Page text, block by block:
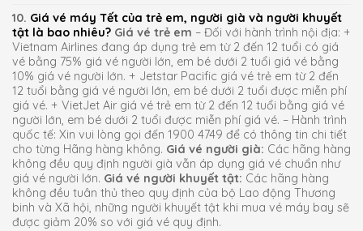
10. Giá vé máy Tết của trẻ em, người già và người khuyết
tật là bao nhiêu? Giá vé trẻ em – Đối với hành trình nội địa: +
Vietnam Airlines đang áp dụng trẻ em từ 2 đến 12 tuổi có giá
vé bằng 75% giá vé người lớn, em bé dưới 2 tuổi giá vé bằng
10% giá vé người lớn. + Jetstar Pacific giá vé trẻ em từ 2 đến
12 tuổi bằng giá vé người lớn, em bé dưới 2 tuổi được miễn phí
giá vé. + VietJet Air giá vé trẻ em từ 2 đến 12 tuổi bằng giá vé
người lớn, em bé dưới 2 tuổi được miễn phí giá vé. – Hành trình
quốc tế: Xin vui lòng gọi đến 1900 4749 để có thông tin chi tiết
cho từng Hãng hàng không. Giá vé người già: Các hãng hàng
không đều quy định người già vẫn áp dụng giá vé chuẩn như
giá vé người lớn. Giá vé người khuyết tật: Các hãng hàng
không đều tuân thủ theo quy định của bộ Lao động Thương
binh và Xã hội, những người khuyết tật khi mua vé máy bay sẽ
được giảm 20% so với giá vé quy định.